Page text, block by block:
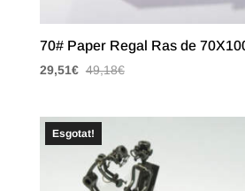
70# Paper Regal Ras de
29,51€ 49,18€
Esgotat!